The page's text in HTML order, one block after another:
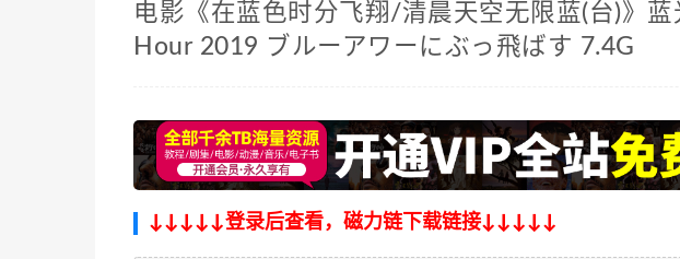
电影《在蓝色时分飞翔/清晨天空无限蓝(台)》
Hour 2019 ブルーアワーにぶっ飛ばす 7.4G
↓↓↓↓↓登录后查看，磁力链下载链接↓↓↓↓↓